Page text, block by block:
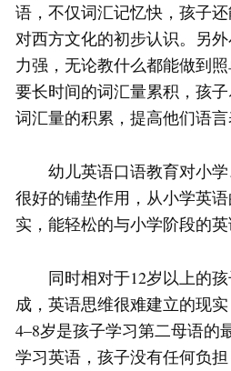
语，不仅词汇记忆快，孩子
对西方文化的初步认识。另
力强，无论教什么都能做到
要长时间的词汇量累积，孩
词汇量的积累，提高他们语言
幼儿英语口语教育对小学
很好的铺垫作用，从小学英
实，能轻松的与小学阶段的英
同时相对于12岁以上的孩
成，英语思维很难建立的现
4–8岁是孩子学习第二母语的
学习英语，孩子没有任何负